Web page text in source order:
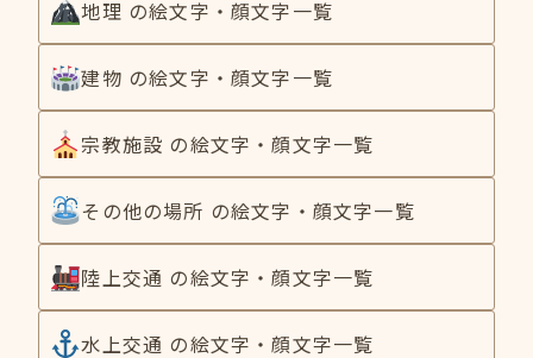
地理 の絵文字・顔文字一覧
建物 の絵文字・顔文字一覧
宗教施設 の絵文字・顔文字一覧
その他の場所 の絵文字・顔文字一覧
陸上交通 の絵文字・顔文字一覧
水上交通 の絵文字・顔文字一覧